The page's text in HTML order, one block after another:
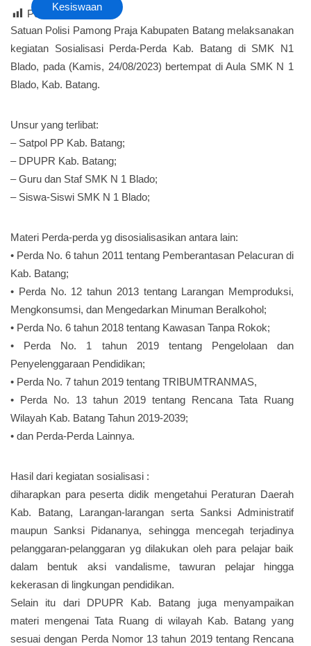
Kesiswaan
Post Views : 15
Satuan Polisi Pamong Praja Kabupaten Batang melaksanakan
kegiatan Sosialisasi Perda-Perda Kab. Batang di SMK N1
Blado, pada (Kamis, 24/08/2023) bertempat di Aula SMK N 1
Blado, Kab. Batang.
Unsur yang terlibat:
– Satpol PP Kab. Batang;
– DPUPR Kab. Batang;
– Guru dan Staf SMK N 1 Blado;
– Siswa-Siswi SMK N 1 Blado;
Materi Perda-perda yg disosialisasikan antara lain:
• Perda No. 6 tahun 2011 tentang Pemberantasan Pelacuran di
Kab. Batang;
• Perda No. 12 tahun 2013 tentang Larangan Memproduksi,
Mengkonsumsi, dan Mengedarkan Minuman Beralkohol;
• Perda No. 6 tahun 2018 tentang Kawasan Tanpa Rokok;
• Perda No. 1 tahun 2019 tentang Pengelolaan dan
Penyelenggaraan Pendidikan;
• Perda No. 7 tahun 2019 tentang TRIBUMTRANMAS,
• Perda No. 13 tahun 2019 tentang Rencana Tata Ruang
Wilayah Kab. Batang Tahun 2019-2039;
• dan Perda-Perda Lainnya.
Hasil dari kegiatan sosialisasi :
diharapkan para peserta didik mengetahui Peraturan Daerah
Kab. Batang, Larangan-larangan serta Sanksi Administratif
maupun Sanksi Pidananya, sehingga mencegah terjadinya
pelanggaran-pelanggaran yg dilakukan oleh para pelajar baik
dalam bentuk aksi vandalisme, tawuran pelajar hingga
kekerasan di lingkungan pendidikan.
Selain itu dari DPUPR Kab. Batang juga menyampaikan
materi mengenai Tata Ruang di wilayah Kab. Batang yang
sesuai dengan Perda Nomor 13 tahun 2019 tentang Rencana